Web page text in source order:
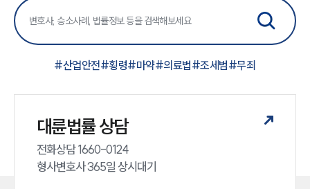
#산업안전#횡령#마약#의료법#조세범#무죄
대륜법률 상담
전화상담 1660-0124
형사변호사 365일 상시대기